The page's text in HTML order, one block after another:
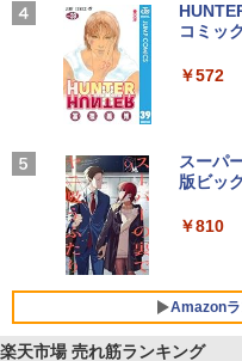
【2026
レスイ
るーと
￥2,599
リング
￥3,480
On My
BUGS
by
art
コカ・
コミッ
￥572
スーパ
版ビッ
￥810
Amazonラ
楽天市場 売れ筋ランキング